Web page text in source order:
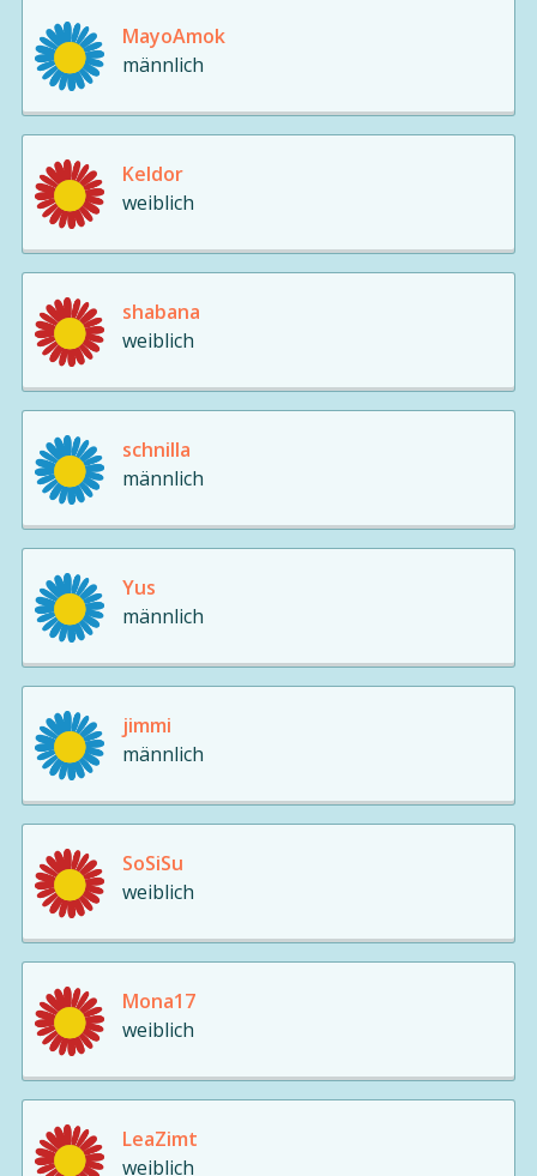
MayoAmok
männlich
Keldor
weiblich
shabana
weiblich
schnilla
männlich
Yus
männlich
jimmi
männlich
SoSiSu
weiblich
Mona17
weiblich
LeaZimt
weiblich